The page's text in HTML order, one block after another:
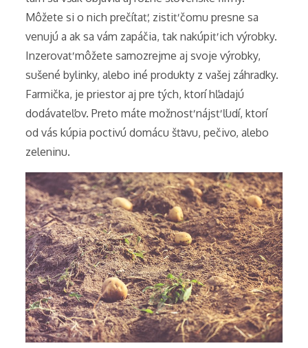
Môžete si o nich prečítať, zistiť čomu presne sa
venujú a ak sa vám zapáčia, tak nakúpiť ich výrobky.
Inzerovať môžete samozrejme aj svoje výrobky,
sušené bylinky, alebo iné produkty z vašej záhradky.
Farmička, je priestor aj pre tých, ktorí hľadajú
dodávateľov. Preto máte možnosť nájsť ľudí, ktorí
od vás kúpia poctivú domácu šťavu, pečivo, alebo
zeleninu.